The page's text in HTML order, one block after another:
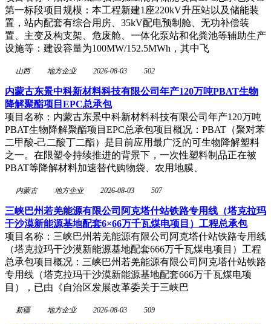
第一标段项目规模：本工程新建1座220kV升压站以及储能装
置，站内配套有综合用房、35kV配电预制舱、无功补偿装
置、主变及构支架、危废舱、一体化泵站和化粪池等辅助生产
设施等：建设容量为100MW/152.5MWh，其中飞
山西 地方企业 2026-08-03 502
内蒙古东景中科新材料科技有限公司年产120万吨PBAT生物
降解聚酯项目EPC总承包
项目名称：内蒙古东景中科新材料科技有限公司年产120万吨
PBAT生物降解聚酯项目EPC总承包项目概况：PBAT（聚对苯
二甲酸-己二酸丁二酯）是目前应用最广泛的可生物降解塑料
之一。在限塑令持续推进的背景下，一次性塑料制品正在被
PBAT等降解材料加速替代购物袋、农用地膜、
内蒙古 地方企业 2026-08-03 507
三峡巴州若羌能源有限公司阿克塔什站铁路专用线（塔克拉玛
干沙漠新能源基地配套6×66万千瓦煤电项目）工程总承包
项目名称：三峡巴州若羌能源有限公司阿克塔什站铁路专用线
（塔克拉玛干沙漠新能源基地配套666万千瓦煤电项目）工程
总承包项目概况：三峡巴州若羌能源有限公司阿克塔什站铁路
专用线（塔克拉玛干沙漠新能源基地配套666万千瓦煤电项
目），已由《自治区发展改革委关于三峡巴
新疆 地方企业 2026-08-03 509